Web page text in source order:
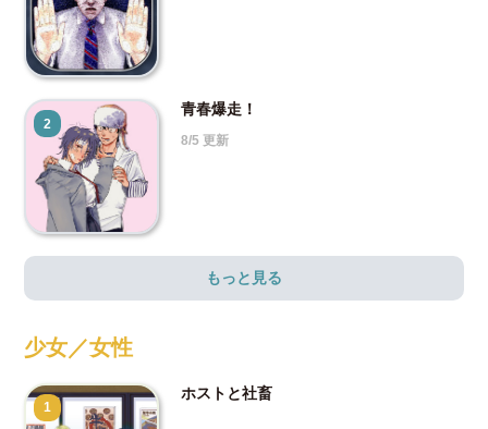
2
青春爆走！
8/5 更新
もっと見る
少女／女性
1
ホストと社畜